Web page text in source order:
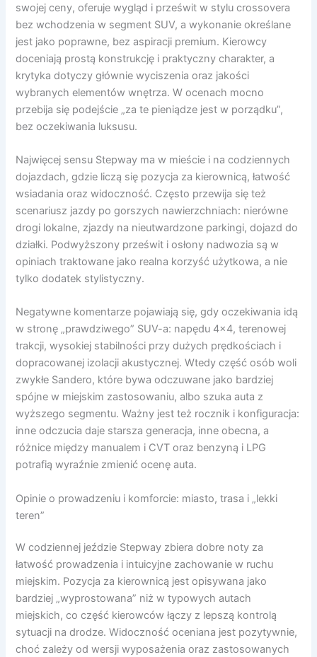
swojej ceny, oferuje wygląd i prześwit w stylu crossovera
bez wchodzenia w segment SUV, a wykonanie określane
jest jako poprawne, bez aspiracji premium. Kierowcy
doceniają prostą konstrukcję i praktyczny charakter, a
krytyka dotyczy głównie wyciszenia oraz jakości
wybranych elementów wnętrza. W ocenach mocno
przebija się podejście „za te pieniądze jest w porządku”,
bez oczekiwania luksusu.
Najwięcej sensu Stepway ma w mieście i na codziennych
dojazdach, gdzie liczą się pozycja za kierownicą, łatwość
wsiadania oraz widoczność. Często przewija się też
scenariusz jazdy po gorszych nawierzchniach: nierówne
drogi lokalne, zjazdy na nieutwardzone parkingi, dojazd do
działki. Podwyższony prześwit i osłony nadwozia są w
opiniach traktowane jako realna korzyść użytkowa, a nie
tylko dodatek stylistyczny.
Negatywne komentarze pojawiają się, gdy oczekiwania idą
w stronę „prawdziwego” SUV-a: napędu 4×4, terenowej
trakcji, wysokiej stabilności przy dużych prędkościach i
dopracowanej izolacji akustycznej. Wtedy część osób woli
zwykłe Sandero, które bywa odczuwane jako bardziej
spójne w miejskim zastosowaniu, albo szuka auta z
wyższego segmentu. Ważny jest też rocznik i konfiguracja:
inne odczucia daje starsza generacja, inne obecna, a
różnice między manualem i CVT oraz benzyną i LPG
potrafią wyraźnie zmienić ocenę auta.
Opinie o prowadzeniu i komforcie: miasto, trasa i „lekki
teren”
W codziennej jeździe Stepway zbiera dobre noty za
łatwość prowadzenia i intuicyjne zachowanie w ruchu
miejskim. Pozycja za kierownicą jest opisywana jako
bardziej „wyprostowana” niż w typowych autach
miejskich, co część kierowców łączy z lepszą kontrolą
sytuacji na drodze. Widoczność oceniana jest pozytywnie,
choć zależy od wersji wyposażenia oraz zastosowanych